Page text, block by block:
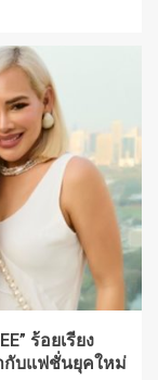
ร้อยเรียง
กับแฟชั่นยุคใหม่